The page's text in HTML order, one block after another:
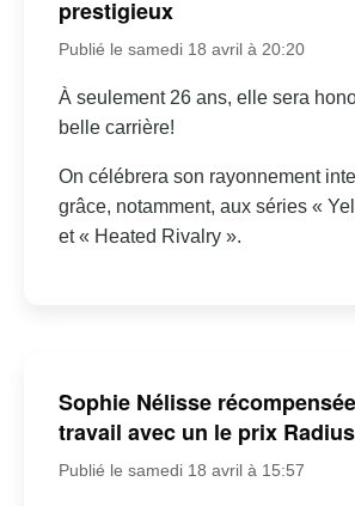
prestigieux
Publié le samedi 18 avril à 20:20
À seulement 26 ans, elle sera
belle carrière!
On célébrera son rayonnement
grâce, notamment, aux séries «
et « Heated Rivalry ».
Sophie Nélisse
travail avec un le prix Radius
Publié le samedi 18 avril à 15:57